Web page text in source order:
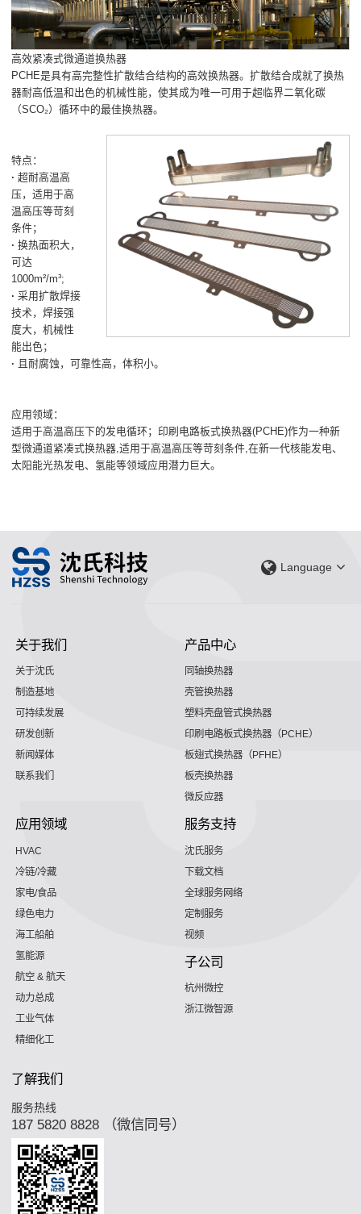
高效紧凑式微通道换热器
PCHE是具有高完整性扩散结合结构的高效换热器。扩散结合成就了换热
器耐高低温和出色的机械性能，使其成为唯一可用于超临界二氧化碳
（SCO₂）循环中的最佳换热器。
特点：
·超耐高温高
压，适用于高
温高压等苛刻
条件；
·换热面积大，
可达
1000m²/m³;
·采用扩散焊接
技术，焊接强
度大，机械性
能出色；
· 且耐腐蚀，可靠性高，体积小。
应用领域：
适用于高温高压下的发电循环；印刷电路板式换热器(PCHE)作为一种新
型微通道紧凑式换热器,适用于高温高压等苛刻条件,在新一代核能发电、
太阳能光热发电、氢能等领域应用潜力巨大。
Language
关于我们
关于沈氏
制造基地
可持续发展
研发创新
新闻媒体
联系我们
产品中心
同轴换热器
壳管换热器
塑料壳盘管式换热器
印刷电路板式换热器（PCHE）
板翅式换热器（PFHE）
板壳换热器
微反应器
应用领域
HVAC
冷链/冷藏
家电/食品
绿色电力
海工船舶
氢能源
航空 & 航天
动力总成
工业气体
精细化工
服务支持
沈氏服务
下载文档
全球服务网络
定制服务
视频
子公司
杭州微控
浙江微智源
了解我们
服务热线
187 5820 8828 （微信同号）